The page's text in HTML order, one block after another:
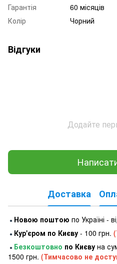
Гарантія
60 місяців
Колір
Чорний
Відгуки
Додайте
Доставка
● Новою поштою по Україні -
● Кур'єром по Києву - 100 грн.
● Безкоштовно по Києву на
1500 грн. (Тимчасово не